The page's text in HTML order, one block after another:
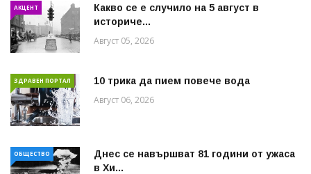
АКЦЕНТ
Какво се е случило на 5 август в
историче...
Август 05, 2026
ЗДРАВЕН ПОРТАЛ 10 трика да пием повече вода
Август 06, 2026
ОБЩЕСТВО
Днес се навършват 81 години от ужаса
в Хи...